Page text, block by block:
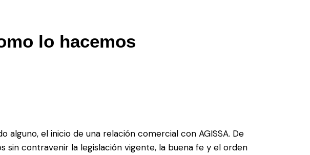
lo hacemos
alguno, el inicio de una relación comercial con AGISSA. De
sin contravenir la legislación vigente, la buena fe y el orden